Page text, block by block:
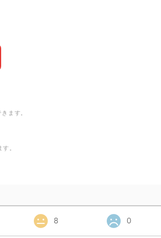
ます。
。
8 0